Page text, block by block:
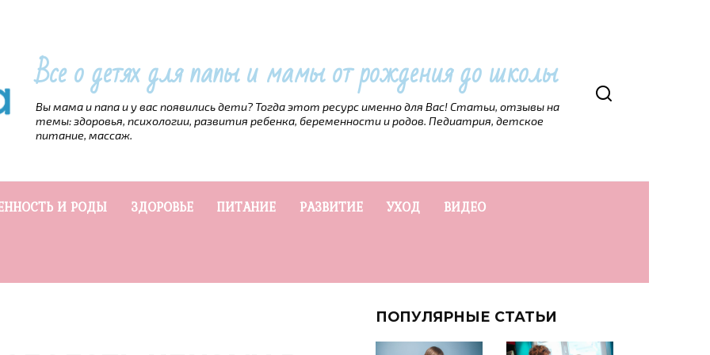
Все о детях для папы и мамы от рождения до школы
Вы мама и папа и у вас появились дети? Тогда этот ресурс именно для Вас! Статьи, отзывы на
темы: здоровья, психологии, развития ребенка, беременности и родов. Педиатрия, детское
питание, массаж.
И РОДЫ ЗДОРОВЬЕ ПИТАНИЕ РАЗВИТИЕ УХОД ВИДЕО
ПОПУЛЯРНЫЕ СТАТЬИ